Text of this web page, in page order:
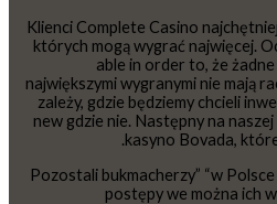
Klienci Complete Casino
których mogą wygrać najwięcej.
able in order to, że
największymi wygranymi nie mają
zależy, gdzie będziemy chcieli
new gdzie nie. Następny na
kasyno Bovada,
Pozostali bukmacherzy” “w
postępy we można ich